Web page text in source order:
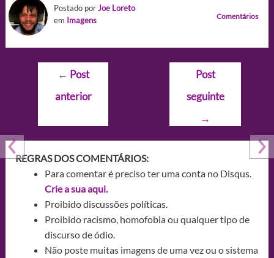
Postado porJoe Loreto
em Imagens Comentários
Navegação
Post
← Post
anterior
Post
seguinte
→
REGRAS DOS COMENTÁRIOS:
Para comentar é preciso ter uma conta no Disqus.
Crie a sua aqui.
Proibido discussões políticas.
Proibido racismo, homofobia ou qualquer tipo de
discurso de ódio.
Não poste muitas imagens de uma vez ou o sistema